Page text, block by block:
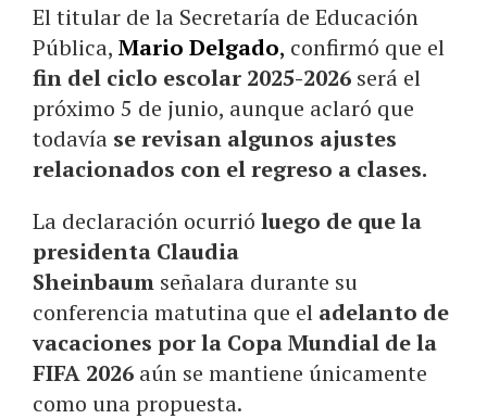
El titular de la Secretaría de Educación
Pública, Mario Delgado, confirmó que el
fin del ciclo escolar 2025-2026 será el
próximo 5 de junio, aunque aclaró que
todavía se revisan algunos ajustes
relacionados con el regreso a clases.
La declaración ocurrió luego de que la
presidenta Claudia
Sheinbaum señalara durante su
conferencia matutina que el adelanto de
vacaciones por la Copa Mundial de la
FIFA 2026 aún se mantiene únicamente
como una propuesta.